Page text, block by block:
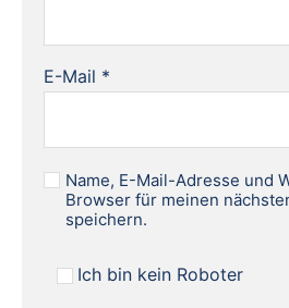
E-Mail *
Name, E-Mail-Adresse und
Browser für meinen
speichern.
Ich bin kein Roboter